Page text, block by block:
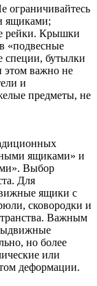
ограничивайтесь
ящиками;
рейки. Крышки
«подвесные
специи, бутылки
этом важно не
и
предметы, не
ящиками» и
Выбор
Для
ящики с
сковородки и
Важным
но более
или
деформации.